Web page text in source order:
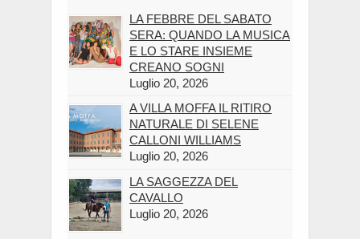
LA FEBBRE DEL SABATO
SERA: QUANDO LA MUSICA
E LO STARE INSIEME
CREANO SOGNI
Luglio 20, 2026
A VILLA MOFFA IL RITIRO
NATURALE DI SELENE
CALLONI WILLIAMS
Luglio 20, 2026
LA SAGGEZZA DEL
CAVALLO
Luglio 20, 2026